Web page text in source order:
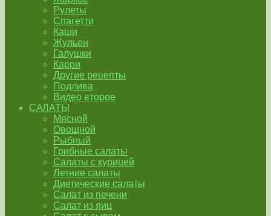
Рулеты
Спагетти
Каши
Жульен
Галушки
Карри
Другие рецепты
Подлива
Видео второе
САЛАТЫ
Мясной
Овощной
Рыбный
Грибные салаты
Салаты с курицей
Летние салаты
Диетические салаты
Салат из печени
Салат из яиц